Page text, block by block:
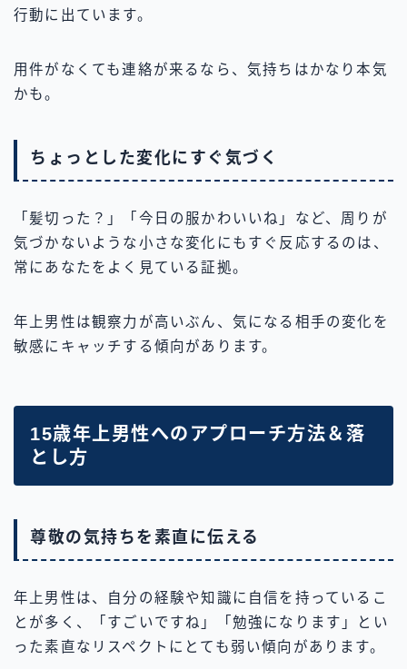
行動に出ています。
用件がなくても連絡が来るなら、気持ちはかなり本気
かも。
ちょっとした変化にすぐ気づく
「髪切った？」「今日の服かわいいね」など、周りが
気づかないような小さな変化にもすぐ反応するのは、
常にあなたをよく見ている証拠。
年上男性は観察力が高いぶん、気になる相手の変化を
敏感にキャッチする傾向があります。
15歳年上男性へのアプローチ方法＆落
とし方
尊敬の気持ちを素直に伝える
年上男性は、自分の経験や知識に自信を持っているこ
とが多く、「すごいですね」「勉強になります」とい
った素直なリスペクトにとても弱い傾向があります。